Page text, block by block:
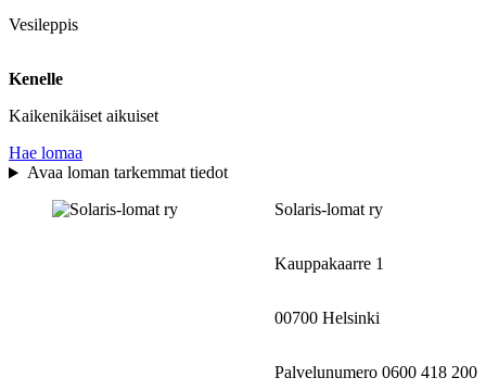
Vesileppis
Kenelle
Kaikenikäiset aikuiset
Hae lomaa
Avaa loman tarkemmat tiedot
Solaris-lomat ry
Kauppakaarre 1
00700 Helsinki
Palvelunumero 0600 418 200